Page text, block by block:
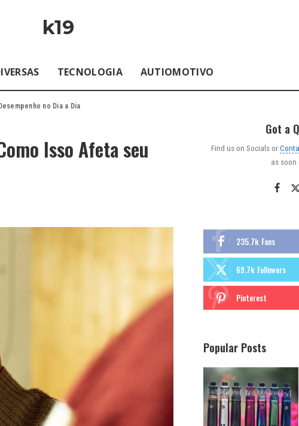
k19
TECNOLOGIA AUTIOMOTIVO
no Dia a Dia
Isso Afeta seu
Got a
Find us on Socials or
as soon
235.7k Fans
69.7k Followers
Pinterest
Popular Posts